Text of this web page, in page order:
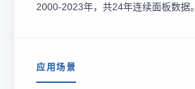
2000-2023年，共24年连续面板数据。
应用场景